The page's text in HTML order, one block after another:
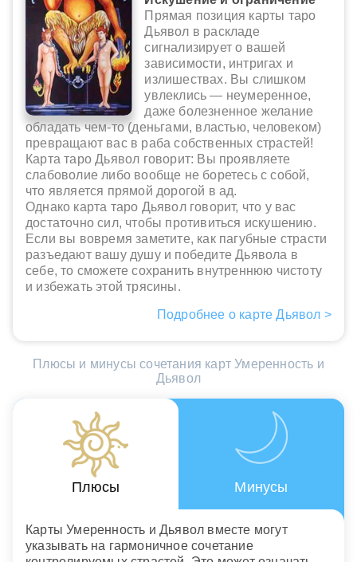
Прямая позиция карты таро
Дьявол в раскладе
сигнализирует о вашей
зависимости, интригах и
излишествах. Вы слишком
увлеклись — неумеренное,
даже болезненное желание
обладать чем-то (деньгами, властью, человеком)
превращают вас в раба собственных страстей!
Карта таро Дьявол говорит: Вы проявляете
слабоволие либо вообще не боретесь с собой,
что является прямой дорогой в ад.
Однако карта таро Дьявол говорит, что у вас
достаточно сил, чтобы противиться искушению.
Если вы вовремя заметите, как пагубные страсти
разъедают вашу душу и победите Дьявола в
себе, то сможете сохранить внутреннюю чистоту
и избежать этой трясины.
Подробнее о карте Дьявол >
Плюсы и минусы сочетания карт Умеренность и
Дьявол
Плюсы Минусы
Карты Умеренность и Дьявол вместе могут
указывать на гармоничное сочетание